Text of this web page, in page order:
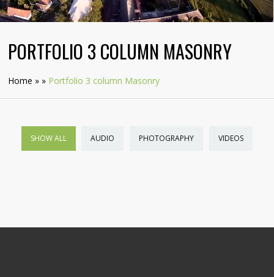
PORTFOLIO 3 COLUMN MASONRY
Home » » Portfolio 3 column Masonry
SHOW ALL AUDIO PHOTOGRAPHY VIDEOS